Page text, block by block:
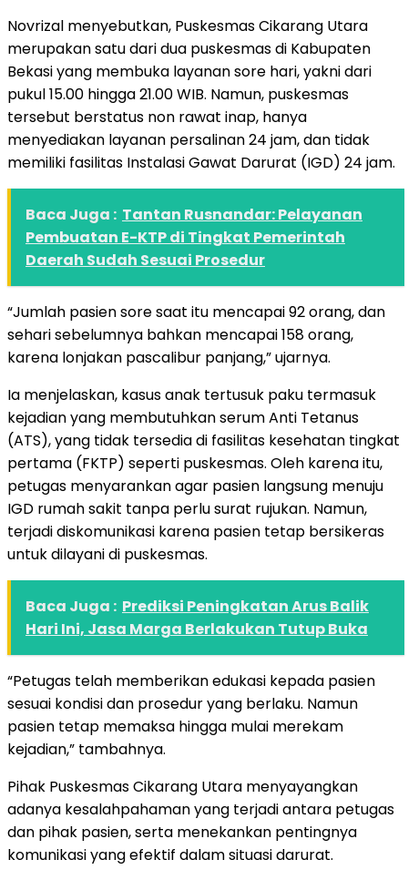
Novrizal menyebutkan, Puskesmas Cikarang Utara
merupakan satu dari dua puskesmas di Kabupaten
Bekasi yang membuka layanan sore hari, yakni dari
pukul 15.00 hingga 21.00 WIB. Namun, puskesmas
tersebut berstatus non rawat inap, hanya
menyediakan layanan persalinan 24 jam, dan tidak
memiliki fasilitas Instalasi Gawat Darurat (IGD) 24 jam.
Baca Juga : Tantan Rusnandar: Pelayanan
Pembuatan E-KTP di Tingkat Pemerintah
Daerah Sudah Sesuai Prosedur
“Jumlah pasien sore saat itu mencapai 92 orang, dan
sehari sebelumnya bahkan mencapai 158 orang,
karena lonjakan pascalibur panjang,” ujarnya.
Ia menjelaskan, kasus anak tertusuk paku termasuk
kejadian yang membutuhkan serum Anti Tetanus
(ATS), yang tidak tersedia di fasilitas kesehatan tingkat
pertama (FKTP) seperti puskesmas. Oleh karena itu,
petugas menyarankan agar pasien langsung menuju
IGD rumah sakit tanpa perlu surat rujukan. Namun,
terjadi diskomunikasi karena pasien tetap bersikeras
untuk dilayani di puskesmas.
Baca Juga : Prediksi Peningkatan Arus Balik
Hari Ini, Jasa Marga Berlakukan Tutup Buka
“Petugas telah memberikan edukasi kepada pasien
sesuai kondisi dan prosedur yang berlaku. Namun
pasien tetap memaksa hingga mulai merekam
kejadian,” tambahnya.
Pihak Puskesmas Cikarang Utara menyayangkan
adanya kesalahpahaman yang terjadi antara petugas
dan pihak pasien, serta menekankan pentingnya
komunikasi yang efektif dalam situasi darurat.